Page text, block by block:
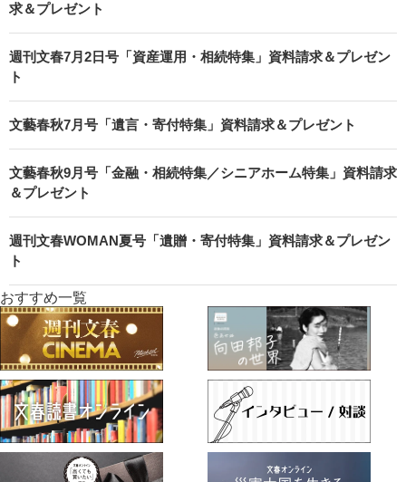
求＆プレゼント
週刊文春7月2日号「資産運用・相続特集」資料請求＆プレゼン
ト
文藝春秋7月号「遺言・寄付特集」資料請求＆プレゼント
文藝春秋9月号「金融・相続特集／シニアホーム特集」資料請求
＆プレゼント
週刊文春WOMAN夏号「遺贈・寄付特集」資料請求＆プレゼン
ト
おすすめ一覧